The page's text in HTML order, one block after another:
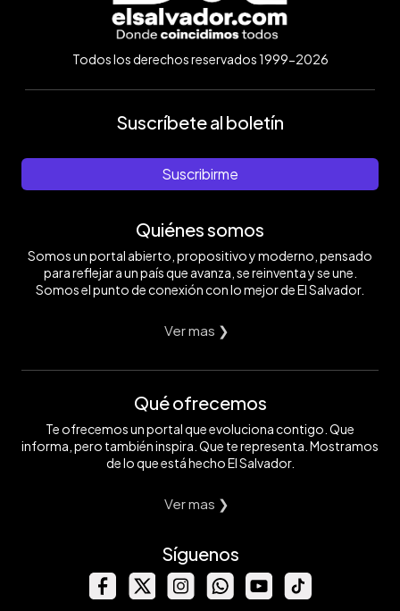
Todos los derechos reservados 1999-2026
Suscríbete al boletín
Suscribirme
Quiénes somos
Somos un portal abierto, propositivo y moderno, pensado
para reflejar a un país que avanza, se reinventa y se une.
Somos el punto de conexión con lo mejor de El Salvador.
Ver mas ❯
Qué ofrecemos
Te ofrecemos un portal que evoluciona contigo. Que
informa, pero también inspira. Que te representa. Mostramos
de lo que está hecho El Salvador.
Ver mas ❯
Síguenos